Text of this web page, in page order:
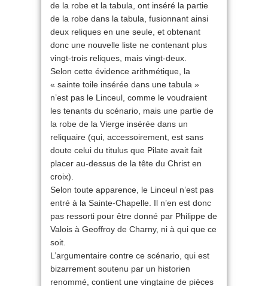
de la robe et la tabula, ont inséré la partie
de la robe dans la tabula, fusionnant ainsi
deux reliques en une seule, et obtenant
donc une nouvelle liste ne contenant plus
vingt-trois reliques, mais vingt-deux.
Selon cette évidence arithmétique, la
« sainte toile insérée dans une tabula »
n’est pas le Linceul, comme le voudraient
les tenants du scénario, mais une partie de
la robe de la Vierge insérée dans un
reliquaire (qui, accessoirement, est sans
doute celui du titulus que Pilate avait fait
placer au-dessus de la tête du Christ en
croix).
Selon toute apparence, le Linceul n’est pas
entré à la Sainte-Chapelle. Il n’en est donc
pas ressorti pour être donné par Philippe de
Valois à Geoffroy de Charny, ni à qui que ce
soit.
L’argumentaire contre ce scénario, qui est
bizarrement soutenu par un historien
renommé, contient une vingtaine de pièces